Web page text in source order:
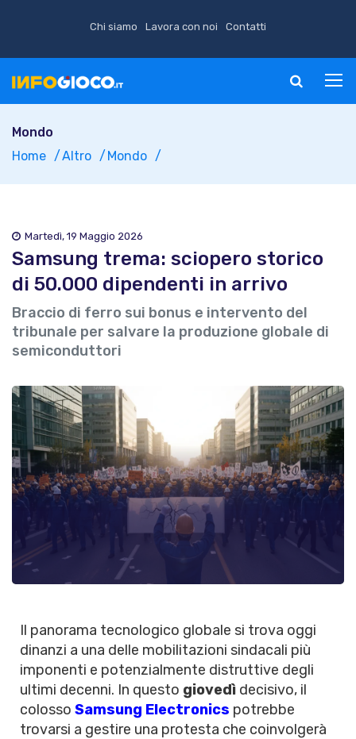
Chi siamo Lavora con noi Contatti
Mondo
Home
Altro Mondo
Martedì, 19 Maggio 2026
Samsung trema: sciopero storico
di 50.000 dipendenti in arrivo
Braccio di ferro sui bonus e intervento del
tribunale per salvare la produzione globale di
semiconduttori
Il panorama tecnologico globale si trova oggi
dinanzi a una delle mobilitazioni sindacali più
imponenti e potenzialmente distruttive degli
ultimi decenni. In questo giovedì decisivo, il
colosso Samsung Electronics potrebbe
trovarsi a gestire una protesta che coinvolgerà